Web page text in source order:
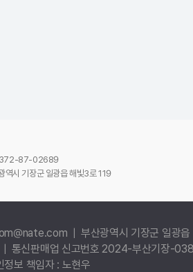
372-87-02689
역시 기장군 일광읍 해빛3로 119
| 부산광역시 기장군 일광읍
신판매업 신고번호 2024-부산기장-
정보 책임자 : 노현우